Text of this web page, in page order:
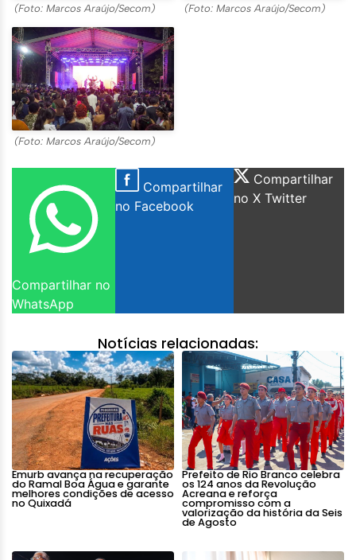
(Foto: Marcos Araújo/Secom) (Foto: Marcos Araújo/Secom)
(Foto: Marcos Araújo/Secom)
Compartilhar no
WhatsApp
Compartilhar
no Facebook
Compartilhar
no X Twitter
Notícias relacionadas:
Emurb avança na recuperação
do Ramal Boa Água e garante
melhores condições de acesso
no Quixadá
Prefeito de Rio Branco celebra
os 124 anos da Revolução
Acreana e reforça
compromisso com a
valorização da história da Seis
de Agosto